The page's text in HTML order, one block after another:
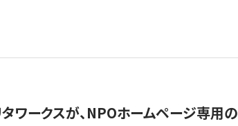
ワークスが、NPOホームページ専用